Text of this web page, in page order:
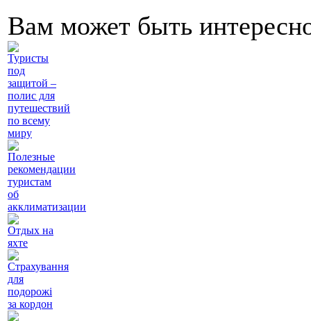
Вам может быть
Туристы
под
защитой –
полис для
путешествий
по всему
миру
Полезные
рекомендации
туристам
об
акклиматизации
Отдых на
яхте
Страхування
для
подорожі
за кордон